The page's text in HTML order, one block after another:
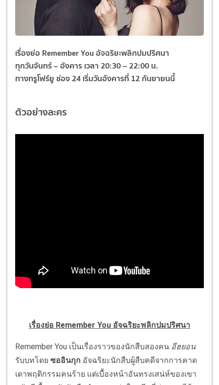
เรื่องย่อ Remember You อัจฉริยะพลิกปมปริศนา
ทุกวันจันทร์ – อังคาร เวลา 20:30 – 22:00 น.
ทางทรูโฟร์ยู ช่อง 24 เริ่มวันอังคารที่ 12 กันยายนนี้
ตัวอย่างละคร
เรื่องย่อ Remember You อัจฉริยะพลิกปมปริศนา
Remember You เป็นเรื่องราวของนักสืบสองคน อีฮยอน
รับบทโดย ซออินกุก อัจฉริยะนักสืบผู้สืบคดีจากการคาด
เดาพฤติกรรมคนร้าย แต่เบื้องหน้าอันทรงเสน่ห์ของเขา